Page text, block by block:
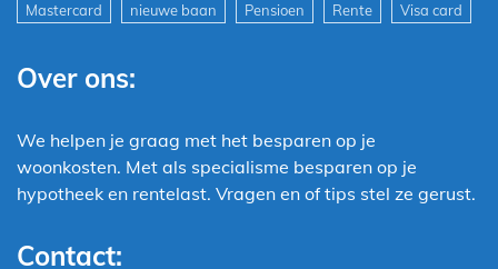
Mastercard
nieuwe baan Pensioen Rente Visa card
Over ons:
We helpen je graag met het besparen op je
woonkosten. Met als specialisme besparen op je
hypotheek en rentelast. Vragen en of tips stel ze gerust.
Contact: